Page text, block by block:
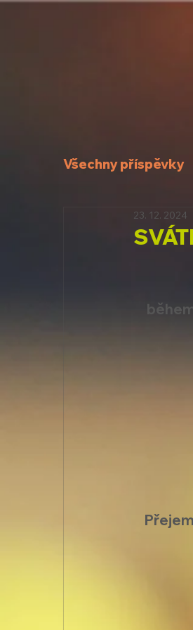
Všechny příspěvky
23. 12. 2024